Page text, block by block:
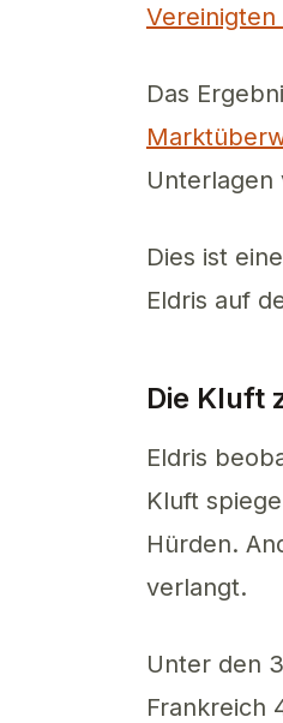
Vereinigten
Das
Unterlagen
Dies ist
Eldris auf
Die Kluft
Eldris
Kluft
Hürden.
verlangt.
Unter den
Frankreich